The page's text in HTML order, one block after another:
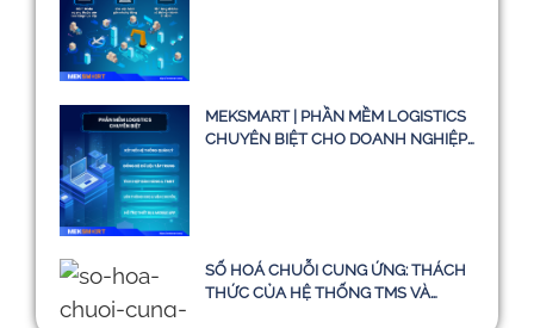
MEKSMART | PHẦN MỀM LOGISTICS
CHUYÊN BIỆT CHO DOANH NGHIỆP
SỐ HOÁ CHUỖI CUNG ỨNG: THÁCH
THỨC CỦA HỆ THỐNG TMS VÀ